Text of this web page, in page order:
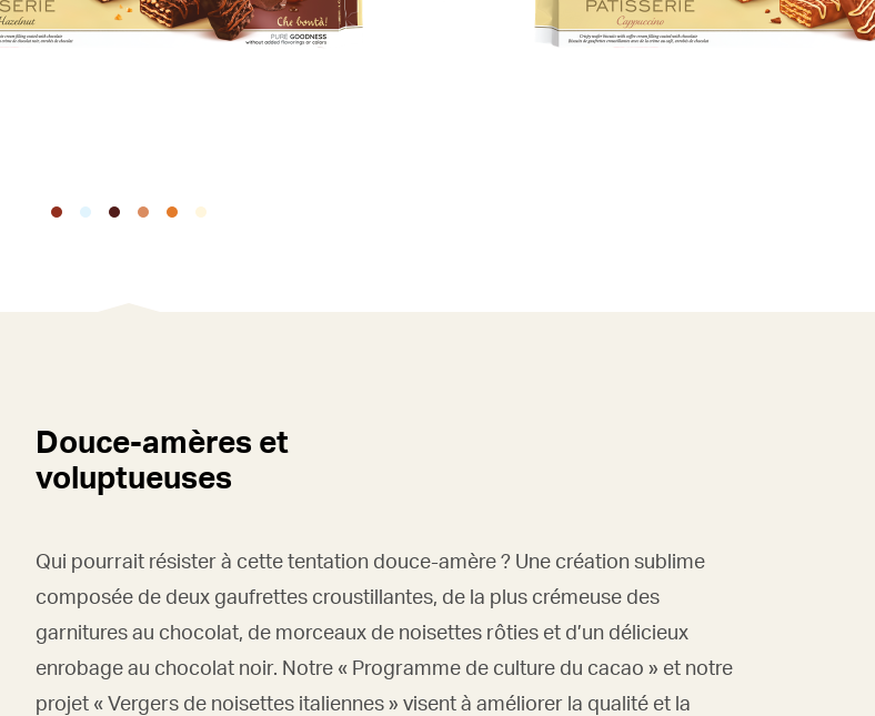
Douce-amères et
voluptueuses
Qui pourrait résister à cette tentation douce-amère ? Une création sublime
composée de deux gaufrettes croustillantes, de la plus crémeuse des
garnitures au chocolat, de morceaux de noisettes rôties et d’un délicieux
enrobage au chocolat noir. Notre « Programme de culture du cacao » et notre
projet « Vergers de noisettes italiennes » visent à améliorer la qualité et la